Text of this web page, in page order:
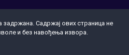
Садржај ових страница не
и без навођења извора.